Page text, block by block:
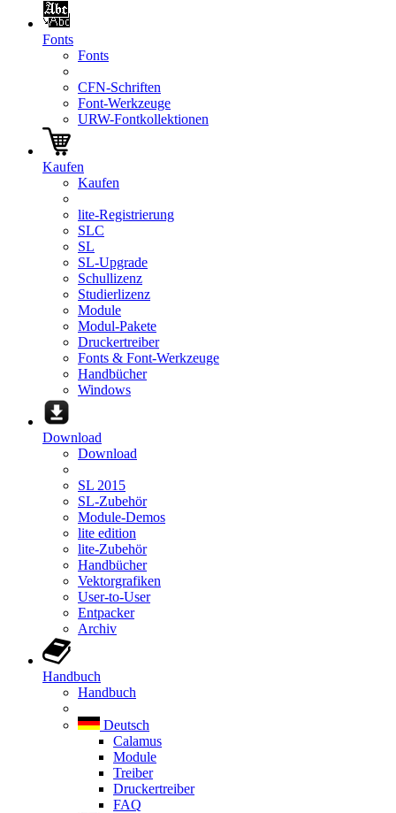
Fonts
Fonts
CFN-Schriften
Font-Werkzeuge
URW-Fontkollektionen
Kaufen
Kaufen
lite-Registrierung
SLC
SL
SL-Upgrade
Schullizenz
Studierlizenz
Module
Modul-Pakete
Druckertreiber
Fonts & Font-Werkzeuge
Handbücher
Windows
Download
Download
SL 2015
SL-Zubehör
Module-Demos
lite edition
lite-Zubehör
Handbücher
Vektorgrafiken
User-to-User
Entpacker
Archiv
Handbuch
Handbuch
Deutsch
Calamus
Module
Treiber
Druckertreiber
FAQ